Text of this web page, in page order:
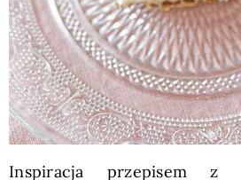
Inspiracja przepisem z